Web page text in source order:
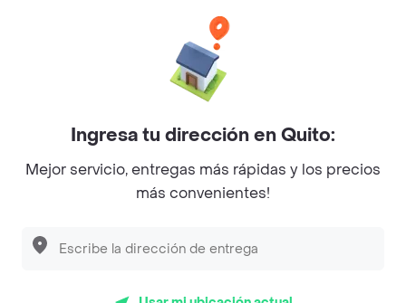
El Baron de Las Mollejass
Ingresa tu dirección en Quito:
Mejor servicio, entregas más rápidas y los precios
más convenientes!